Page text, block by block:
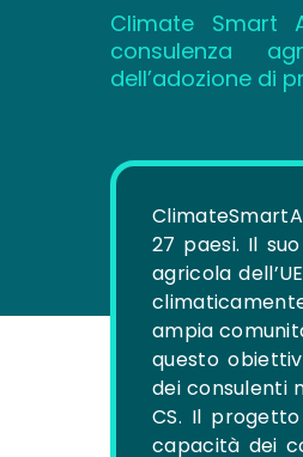
Climate Smart
consulenza
dell’adozione di
27 paesi. Il
agricola
ampia
questo
dei consulenti
CS. Il
capacità dei